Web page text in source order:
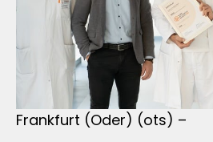
Frankfurt (Oder) (ots) –